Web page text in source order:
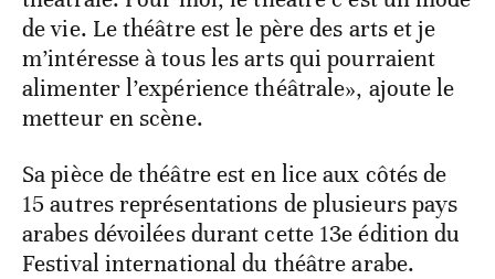
de vie. Le théâtre est le père des arts et je
m’intéresse à tous les arts qui pourraient
alimenter l’expérience théâtrale», ajoute le
metteur en scène.
Sa pièce de théâtre est en lice aux côtés de
15 autres représentations de plusieurs pays
arabes dévoilées durant cette 13e édition du
Festival international du théâtre arabe.